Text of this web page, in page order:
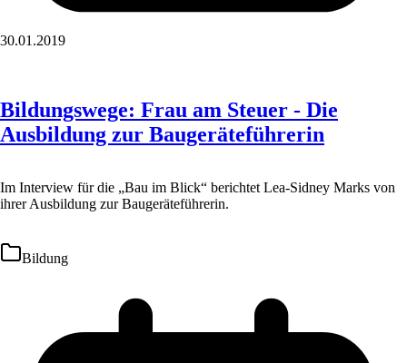
30.01.2019
Bildungswege: Frau am Steuer - Die
Ausbildung zur Baugeräteführerin
Im Interview für die „Bau im Blick“ berichtet Lea-Sidney Marks von
ihrer Ausbildung zur Baugeräteführerin.
Bildung